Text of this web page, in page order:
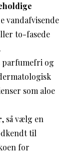
vandafvisende
to-fasede
og
som aloe
, så vælg en
til
for